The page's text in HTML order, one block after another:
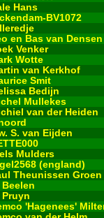
Hans
BV1072
en Bas van Densen
Venker
Wotte
van Kerkhof
Smit
Bedijn
Mullekes
van der Heiden
S. van Eijden
Mulders
(england)
Theunissen Groen
Beelen
Pruyn
'Hagenees'